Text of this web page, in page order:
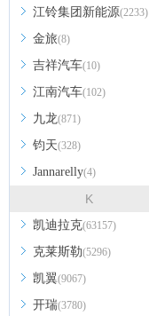
江铃集团新能源(2233)
金旅(8)
吉祥汽车(10)
江南汽车(102)
九龙(871)
钧天(328)
Jannarelly(4)
K
凯迪拉克(63157)
克莱斯勒(5296)
凯翼(9067)
开瑞(3780)